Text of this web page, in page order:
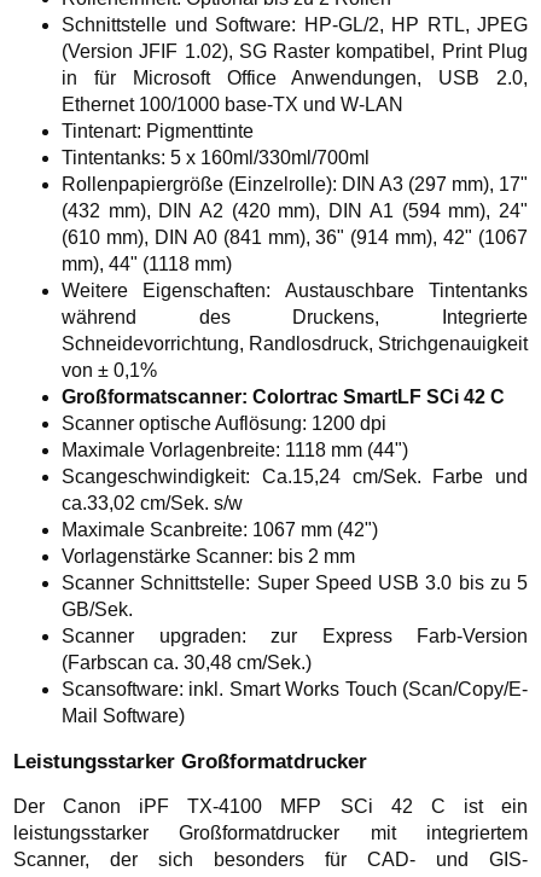
Schnittstelle und Software: HP-GL/2, HP RTL, JPEG
(Version JFIF 1.02), SG Raster kompatibel, Print Plug
in für Microsoft Office Anwendungen, USB 2.0,
Ethernet 100/1000 base-TX und W-LAN
Tintenart: Pigmenttinte
Tintentanks: 5 x 160ml/330ml/700ml
Rollenpapiergröße (Einzelrolle): DIN A3 (297 mm), 17"
(432 mm), DIN A2 (420 mm), DIN A1 (594 mm), 24"
(610 mm), DIN A0 (841 mm), 36" (914 mm), 42" (1067
mm), 44" (1118 mm)
Weitere Eigenschaften: Austauschbare Tintentanks
während des Druckens, Integrierte
Schneidevorrichtung, Randlosdruck, Strichgenauigkeit
von ± 0,1%
Großformatscanner: Colortrac SmartLF SCi 42 C
Scanner optische Auflösung: 1200 dpi
Maximale Vorlagenbreite: 1118 mm (44")
Scangeschwindigkeit: Ca.15,24 cm/Sek. Farbe und
ca.33,02 cm/Sek. s/w
Maximale Scanbreite: 1067 mm (42")
Vorlagenstärke Scanner: bis 2 mm
Scanner Schnittstelle: Super Speed USB 3.0 bis zu 5
GB/Sek.
Scanner upgraden: zur Express Farb-Version
(Farbscan ca. 30,48 cm/Sek.)
Scansoftware: inkl. Smart Works Touch (Scan/Copy/E-
Mail Software)
Leistungsstarker Großformatdrucker
Der Canon iPF TX-4100 MFP SCi 42 C ist ein
leistungsstarker Großformatdrucker mit integriertem
Scanner, der sich besonders für CAD- und GIS-